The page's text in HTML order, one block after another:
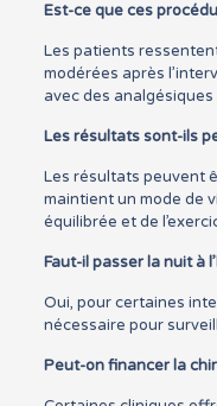
Est-ce que ces
Les patients
modérées après
avec des
Les résultats sont-ils
Les résultats peuvent
maintient un mode de
équilibrée et de
Faut-il passer la nuit à
Oui, pour certaines
nécessaire pour
Peut-on financer la